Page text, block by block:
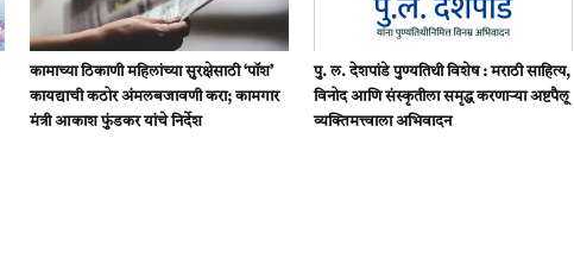
कामाच्या ठिकाणी महिलांच्या सुरक्षेसाठी ‘पॉश’
कायद्याची कठोर अंमलबजावणी करा; कामगार
मंत्री आकाश फुंडकर यांचे निर्देश
पु. ल. देशपांडे पुण्यतिथी विशेष : मराठी साहित्य,
विनोद आणि संस्कृतीला समृद्ध करणाऱ्या अष्टपैलू
व्यक्तिमत्त्वाला अभिवादन